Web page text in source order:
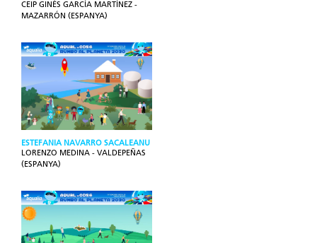
CEIP GINÉS GARCÍA MARTÍNEZ -
MAZARRÓN (ESPANYA)
ESTEFANIA NAVARRO SACALEANU
LORENZO MEDINA - VALDEPEÑAS
(ESPANYA)